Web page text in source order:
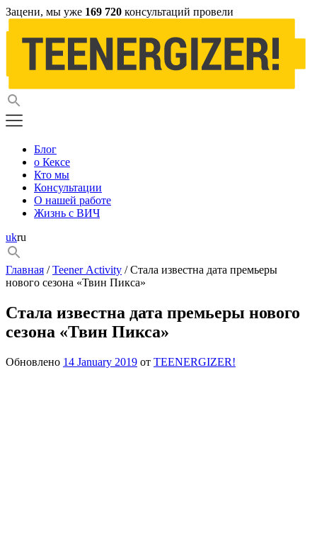
Зацени, мы уже 169 720 консультаций провели
Блог
о Кексе
Кто мы
Консультации
О нашей работе
Жизнь с ВИЧ
ukru
Главная /Teener Activity / Стала известна дата премьеры
нового сезона «Твин Пикса»
Стала известна дата премьеры нового
сезона «Твин Пикса»
Обновлено 14 January 2019 от TEENERGIZER!